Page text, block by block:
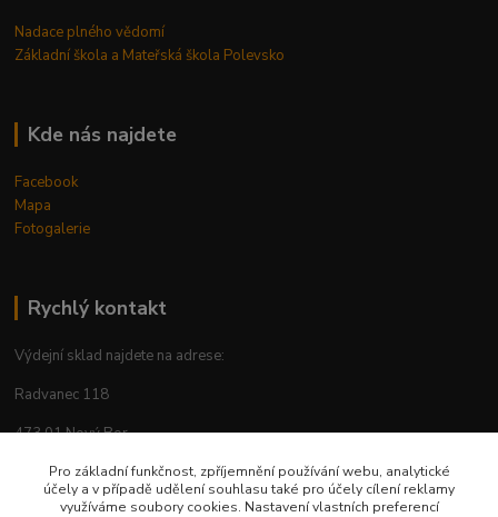
Nadace plného vědomí
Základní škola a Mateřská škola Polevsko
Kde nás najdete
Facebook
Mapa
Fotogalerie
Rychlý kontakt
Výdejní sklad najdete na adrese:
Radvanec 118
473 01 Nový Bor
tel: +420 605 283 713
Pro základní funkčnost, zpříjemnění používání webu, analytické
účely a v případě udělení souhlasu také pro účely cílení reklamy
využíváme soubory cookies. Nastavení vlastních preferencí